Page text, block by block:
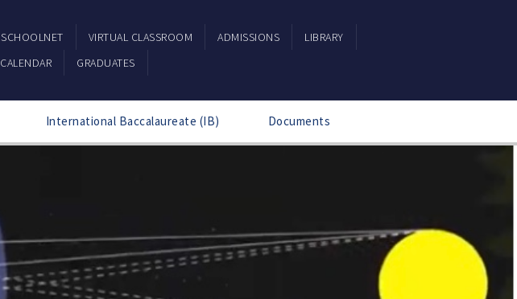
SCHOOLNET VIRTUAL CLASSROOM ADMISSIONS
LIBRARY
CALENDAR
GRADUATES
International Baccalaureate (IB) Documents